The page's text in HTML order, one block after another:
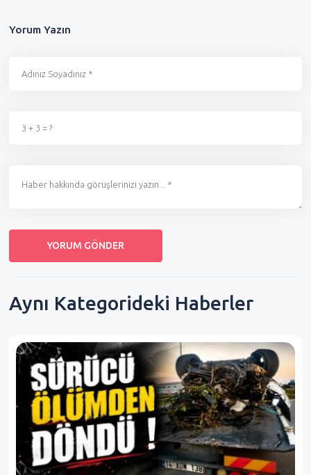
Yorum Yazın
Aynı Kategorideki Haberler